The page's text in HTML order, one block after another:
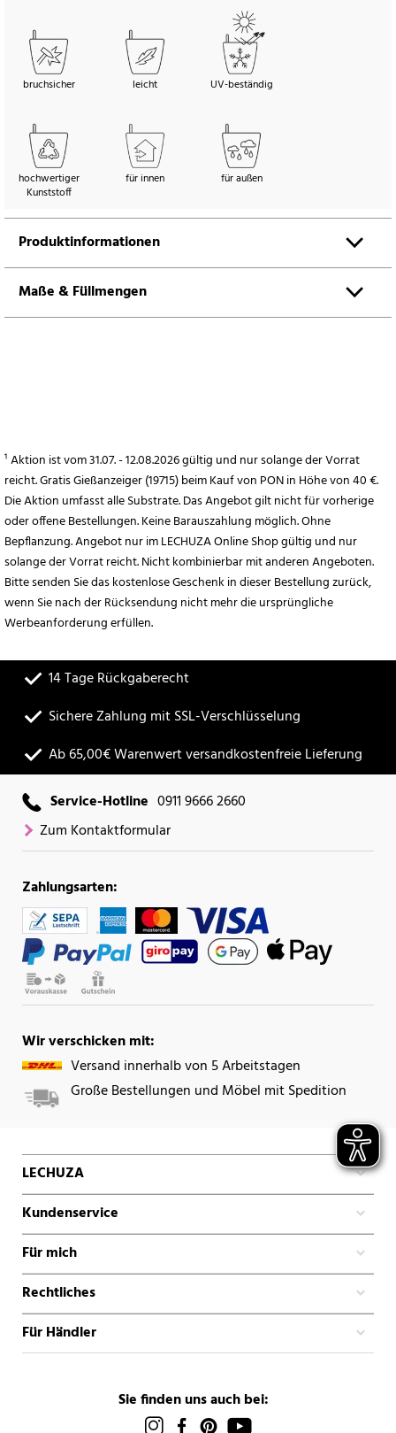
bruchsicher leicht UV-beständig
hochwertiger
Kunststoff
für innen für außen
Produktinformationen
Maße & Füllmengen
¹ Aktion ist vom 31.07. - 12.08.2026 gültig und nur solange der Vorrat
reicht. Gratis Gießanzeiger (19715) beim Kauf von PON in Höhe von 40 €.
Die Aktion umfasst alle Substrate. Das Angebot gilt nicht für vorherige
oder offene Bestellungen. Keine Barauszahlung möglich. Ohne
Bepflanzung. Angebot nur im LECHUZA Online Shop gültig und nur
solange der Vorrat reicht. Nicht kombinierbar mit anderen Angeboten.
Bitte senden Sie das kostenlose Geschenk in dieser Bestellung zurück,
wenn Sie nach der Rücksendung nicht mehr die ursprüngliche
Werbeanforderung erfüllen.
14 Tage Rückgaberecht
Sichere Zahlung mit SSL-Verschlüsselung
Ab 65,00€ Warenwert versandkostenfreie Lieferung
Service-Hotline 0911 9666 2660
Zum Kontaktformular
Zahlungsarten:
Wir verschicken mit:
Versand innerhalb von 5 Arbeitstagen
Große Bestellungen und Möbel mit Spedition
LECHUZA
Kundenservice
Für mich
Rechtliches
Für Händler
Sie finden uns auch bei: